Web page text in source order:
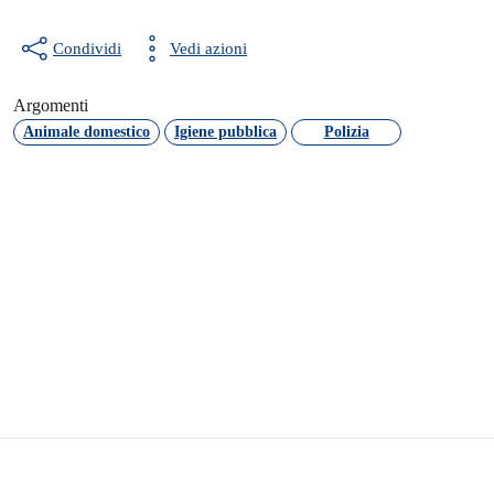
Condividi Vedi azioni
Argomenti
Animale domestico Igiene pubblica Polizia